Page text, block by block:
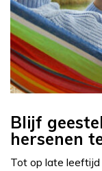
Blijf
hersenen
Tot op late